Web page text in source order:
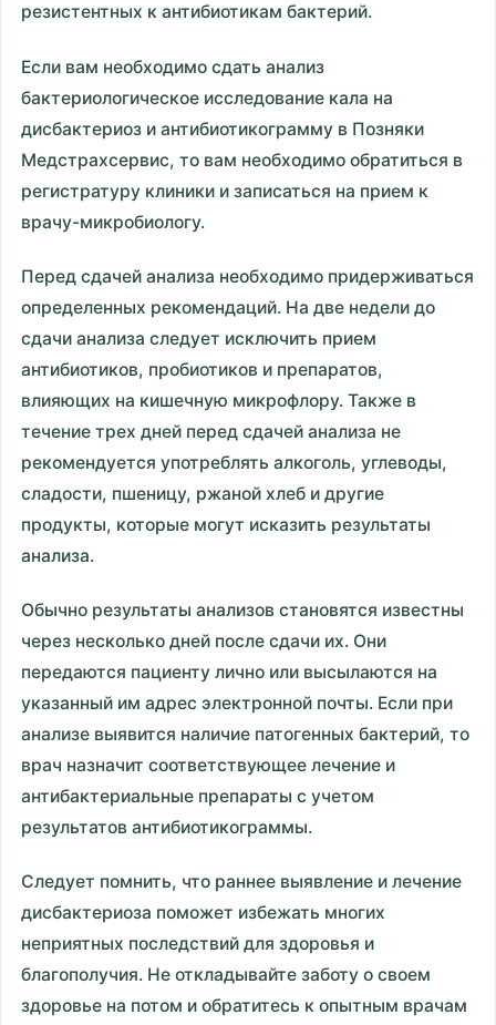
резистентных к антибиотикам бактерий.
Если вам необходимо сдать анализ
бактериологическое исследование кала на
дисбактериоз и антибиотикограмму в Позняки
Медстрахсервис, то вам необходимо обратиться в
регистратуру клиники и записаться на прием к
врачу-микробиологу.
Перед сдачей анализа необходимо придерживаться
определенных рекомендаций. На две недели до
сдачи анализа следует исключить прием
антибиотиков, пробиотиков и препаратов,
влияющих на кишечную микрофлору. Также в
течение трех дней перед сдачей анализа не
рекомендуется употреблять алкоголь, углеводы,
сладости, пшеницу, ржаной хлеб и другие
продукты, которые могут исказить результаты
анализа.
Обычно результаты анализов становятся известны
через несколько дней после сдачи их. Они
передаются пациенту лично или высылаются на
указанный им адрес электронной почты. Если при
анализе выявится наличие патогенных бактерий, то
врач назначит соответствующее лечение и
антибактериальные препараты с учетом
результатов антибиотикограммы.
Следует помнить, что раннее выявление и лечение
дисбактериоза поможет избежать многих
неприятных последствий для здоровья и
благополучия. Не откладывайте заботу о своем
здоровье на потом и обратитесь к опытным врачам